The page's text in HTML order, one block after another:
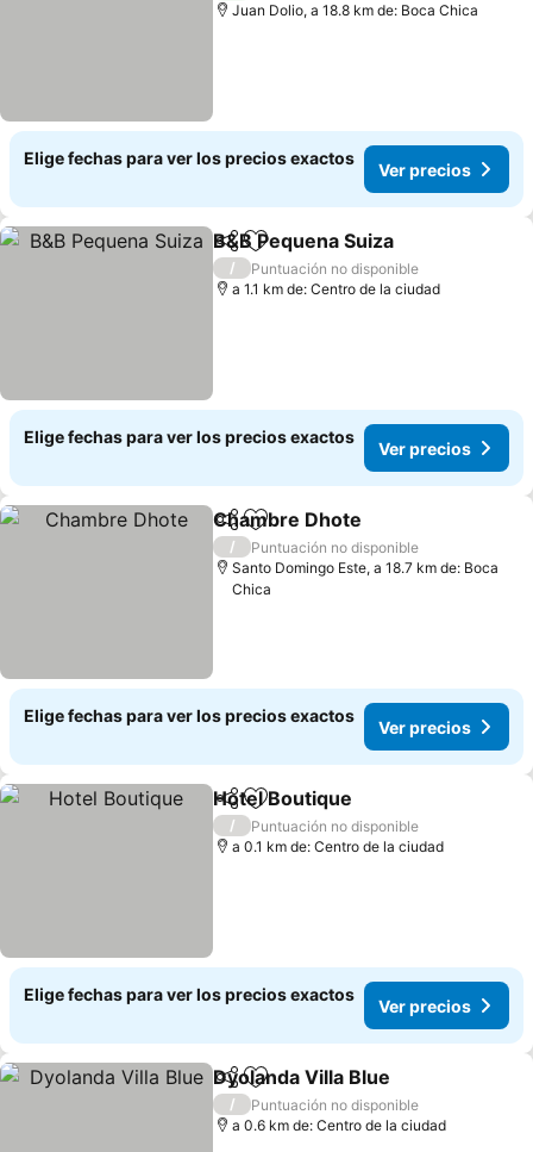
Juan Dolio, a 18.8 km de: Boca Chica
Elige fechas para ver los precios exactos
Ver precios
CompartirAgregar a favoritos
B&B Pequena Suiza
/
Puntuación no disponible
a 1.1 km de: Centro de la ciudad
Elige fechas para ver los precios exactos
Ver precios
CompartirAgregar a favoritos
Chambre Dhote
/
Puntuación no disponible
Santo Domingo Este, a 18.7 km de: Boca
Chica
Elige fechas para ver los precios exactos
Ver precios
CompartirAgregar a favoritos
Hotel Boutique
/
Puntuación no disponible
a 0.1 km de: Centro de la ciudad
Elige fechas para ver los precios exactos
Ver precios
CompartirAgregar a favoritos
Dyolanda Villa Blue
/
Puntuación no disponible
a 0.6 km de: Centro de la ciudad